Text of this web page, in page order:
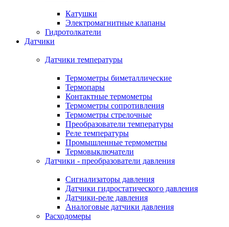
Катушки
Электромагнитные клапаны
Гидротолкатели
Датчики
Датчики температуры
Термометры биметаллические
Термопары
Контактные термометры
Термометры сопротивления
Термометры стрелочные
Преобразователи температуры
Реле температуры
Промышленные термометры
Термовыключатели
Датчики - преобразователи давления
Сигнализаторы давления
Датчики гидростатического давления
Датчики-реле давления
Аналоговые датчики давления
Расходомеры